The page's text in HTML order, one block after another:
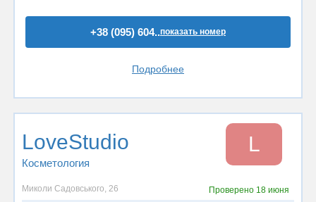
+38 (095) 604..показать номер
Подробнее
LoveStudio
Косметология
L
Миколи Садовського, 26 Проверено 18 июня